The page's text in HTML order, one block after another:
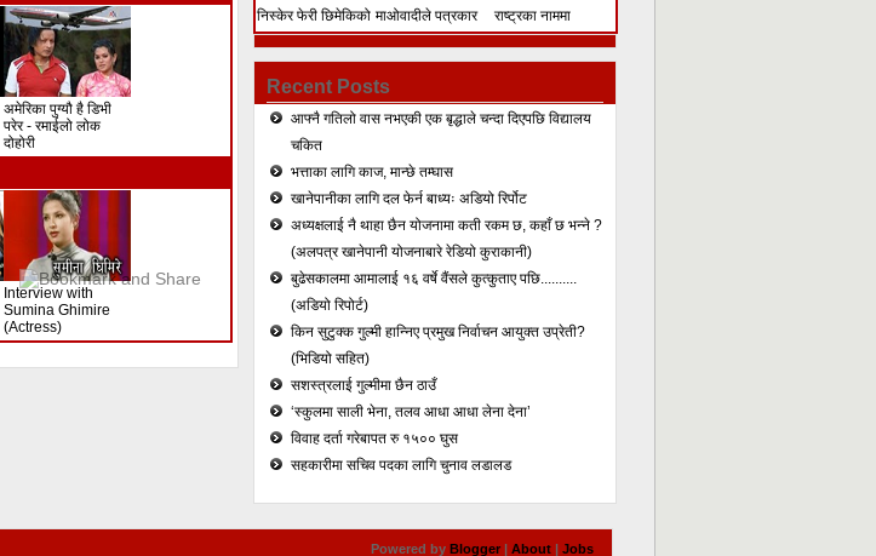
अमेरिका पुग्यौ है डिभी
परेर - रमाईलो लोक
दोहोरी
Interview with
Sumina Ghimire
(Actress)
निस्केर फेरी छिमेकिको माओवादीले पत्रकार
राष्ट्रका नाममा
Recent Posts
आफ्नै गतिलो वास नभएकी एक बृद्धाले चन्दा दिएपछि विद्यालय
चकित
भत्ताका लागि काज, मान्छे तम्घास
खानेपानीका लागि दल फेर्न बाध्यः अडियो रिर्पोट
अध्यक्षलाई नै थाहा छैन योजनामा कती रकम छ, कहाँ छ भन्ने ?
(अलपत्र खानेपानी योजनाबारे रेडियो कुराकानी)
बुढेसकालमा आमालाई १६ वर्षे वैंसले कुत्कुताए पछि..........
(अडियो रिपोर्ट)
किन सुटुक्क गुल्मी हान्निए प्रमुख निर्वाचन आयुक्त उप्रेती?
(भिडियो सहित)
सशस्त्रलाई गुल्मीमा छैन ठाउँ
‘स्कुलमा साली भेना, तलव आधा आधा लेना देना’
विवाह दर्ता गरेबापत रु १५०० घुस
सहकारीमा सचिव पदका लागि चुनाव लडालड
Powered by Blogger | About | Jobs